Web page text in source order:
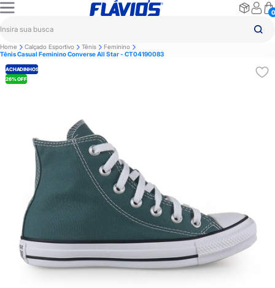
0
Home Calçado Esportivo Tênis
Feminino
Tênis Casual Feminino Converse All Star - CT04190083
26% OFF
ACHADINHOS